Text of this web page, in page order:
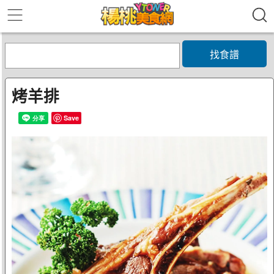
找食譜
烤羊排
Save